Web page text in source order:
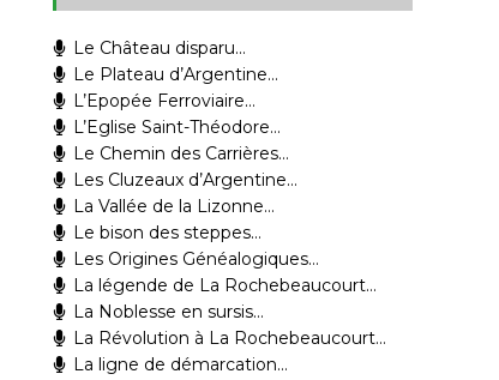
Le Château disparu…
Le Plateau d’Argentine…
L’Epopée Ferroviaire…
L’Eglise Saint-Théodore…
Le Chemin des Carrières…
Les Cluzeaux d’Argentine…
La Vallée de la Lizonne…
Le bison des steppes…
Les Origines Généalogiques…
La légende de La Rochebeaucourt…
La Noblesse en sursis…
La Révolution à La Rochebeaucourt…
La ligne de démarcation…